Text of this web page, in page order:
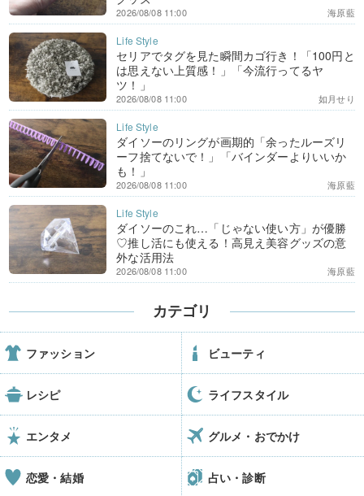
海原藍
2026/08/08 11:00
セリアでタグを見た瞬間カゴ行き！「100円と
は思えない上質感！」「今流行ってるヤ
ツ！」
如月せり
2026/08/08 11:00
ダイソーのリングが画期的「余ったルーズリ
ーフ捨てないで！」「バインダーよりいいか
も！」
海原藍
2026/08/08 11:00
ダイソーのこれ…「じゃない使い方」が優勝
♡推し活にも使える！高見え美容グッズの意
外な活用法
海原藍
2026/08/08 11:00
カテゴリ
ファッション ビューティ
レシピ ライフスタイル
エンタメ グルメ・おでかけ
恋愛・結婚 占い・診断